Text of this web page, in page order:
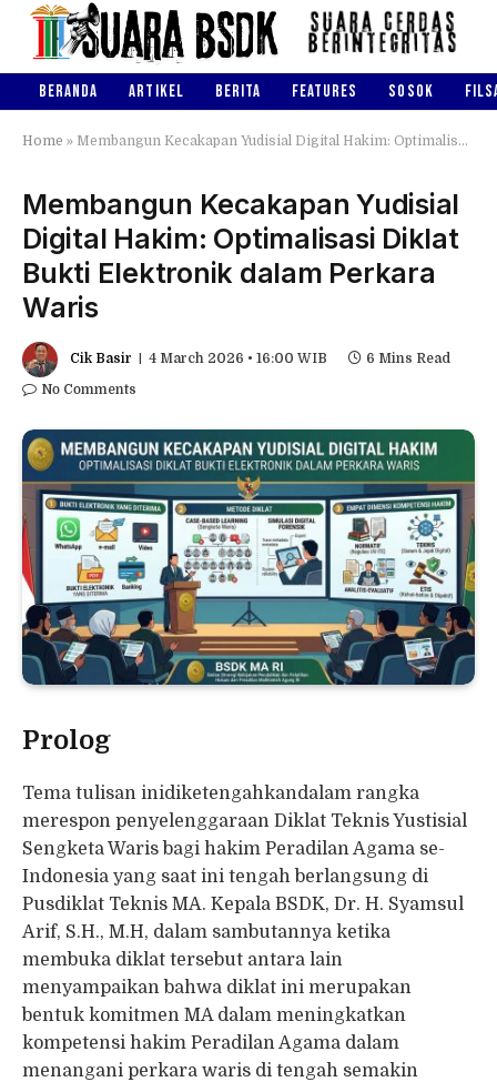
BERANDA ARTIKEL BERITA FEATURES SOSOK
Home » Membangun Kecakapan Yudisial Digital Hakim: Optimalisasi Diklat Bukti Elektronik dalam Perkara Waris
Membangun Kecakapan Yudisial
Digital Hakim: Optimalisasi Diklat
Bukti Elektronik dalam Perkara
Waris
Cik Basir 4 March 2026 • 16:00 WIB
6 Mins Read
No Comments
Prolog
Tema tulisan inidiketengahkandalam rangka
merespon penyelenggaraan Diklat Teknis Yustisial
Sengketa Waris bagi hakim Peradilan Agama se-
Indonesia yang saat ini tengah berlangsung di
Pusdiklat Teknis MA. Kepala BSDK, Dr. H. Syamsul
Arif, S.H., M.H, dalam sambutannya ketika
membuka diklat tersebut antara lain
menyampaikan bahwa diklat ini merupakan
bentuk komitmen MA dalam meningkatkan
kompetensi hakim Peradilan Agama dalam
menangani perkara waris di tengah semakin